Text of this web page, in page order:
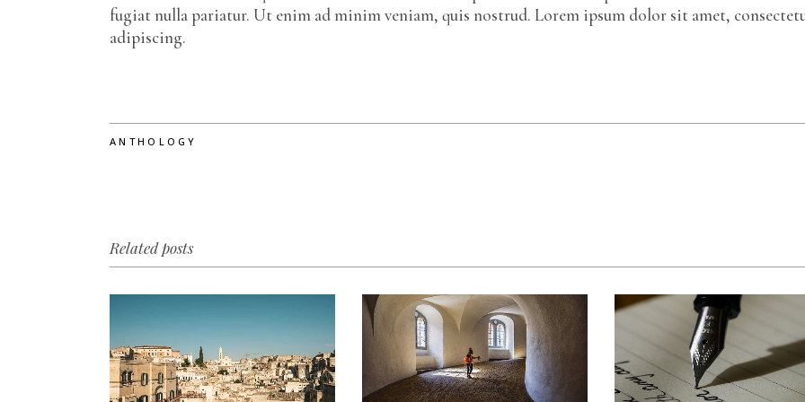
fugiat nulla pariatur. Ut enim ad minim veniam, quis nostrud. Lorem ipsum dolor sit amet,
adipiscing.
ANTHOLOGY
Related posts